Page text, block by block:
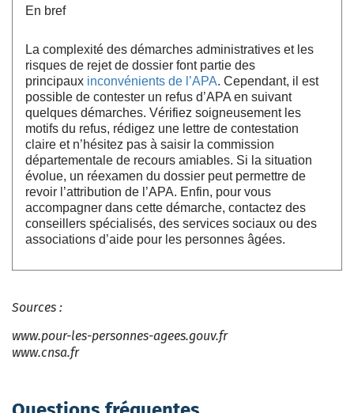
En bref
La complexité des démarches administratives et les
risques de rejet de dossier font partie des
principaux inconvénients de l’APA. Cependant, il est
possible de contester un refus d’APA en suivant
quelques démarches. Vérifiez soigneusement les
motifs du refus, rédigez une lettre de contestation
claire et n’hésitez pas à saisir la commission
départementale de recours amiables. Si la situation
évolue, un réexamen du dossier peut permettre de
revoir l’attribution de l’APA. Enfin, pour vous
accompagner dans cette démarche, contactez des
conseillers spécialisés, des services sociaux ou des
associations d’aide pour les personnes âgées.
Sources :
www.pour-les-personnes-agees.gouv.fr
www.cnsa.fr